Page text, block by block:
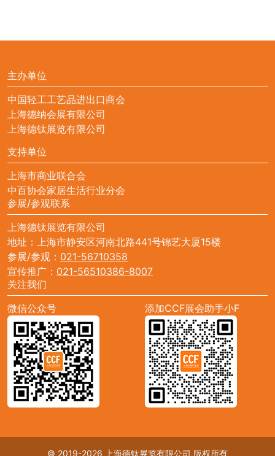
主办单位
中国轻工工艺品进出口商会
上海德纳会展有限公司
上海德钛展览有限公司
支持单位
上海市商业联合会
中百协会家居生活行业分会
参展/参观联系
上海德钛展览有限公司
地址：上海市静安区河南北路441号锦艺大厦15楼
参展/参观： 021-56710358
宣传推广： 021-56510386-8007
关注我们
微信公众号
添加CCF展会助手小F
© 2019-2026 上海德钛展览有限公司 版权所有